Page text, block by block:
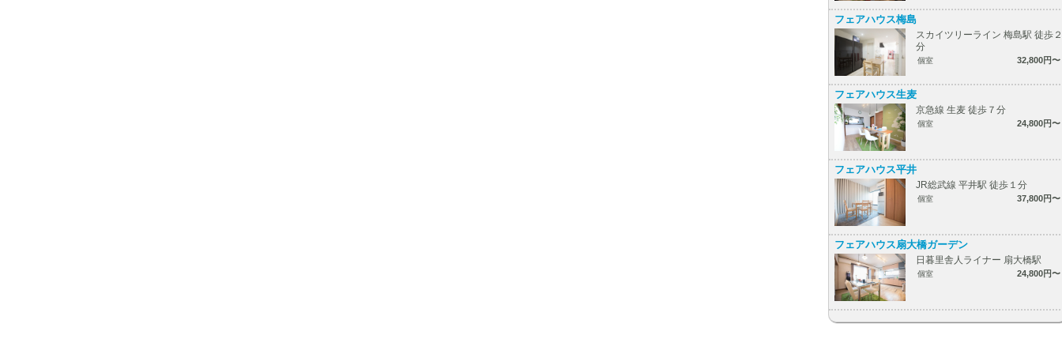
フェアハウス梅島
スカイツリーライン 梅島駅 徒歩２
分
個室 32,800円〜
フェアハウス生麦
京急線 生麦 徒歩７分
個室 24,800円〜
フェアハウス平井
JR総武線 平井駅 徒歩１分
個室 37,800円〜
フェアハウス扇大橋ガーデン
日暮里舎人ライナー 扇大橋駅
個室 24,800円〜